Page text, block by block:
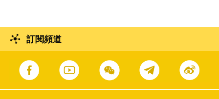
訂閱頻道